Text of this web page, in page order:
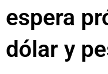
espera
dólar y